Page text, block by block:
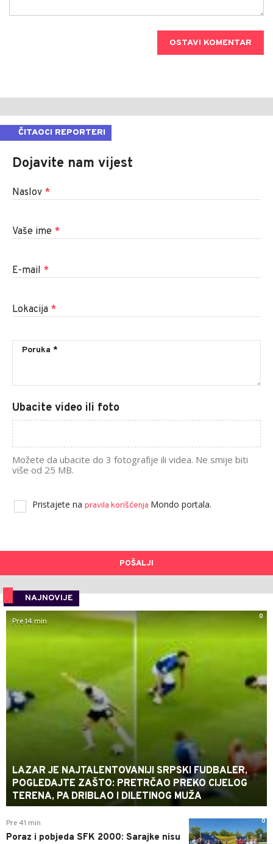
OSTAVI KOMENTAR
ČITAOCI REPORTERI
Dojavite nam vijest
Naslov *
Vaše ime *
E-mail *
Lokacija *
Ubacite video ili foto
Možete da ubacite do 3 fotografije ili videa. Ne smije biti
više od 25 MB.
Pristajete na pravila korišćenja Mondo portala.
POŠALJI
NAJNOVIJE
0
Pre 14 min
LAZAR JE NAJTALENTOVANIJI SRPSKI FUDBALER,
POGLEDAJTE ZAŠTO: PRETRČAO PREKO CIJELOG
TERENA, PA DRIBLAO I DILETINOG MUŽA
0
Pre 41 min
Poraz i pobjeda SFK 2000: Sarajke nisu